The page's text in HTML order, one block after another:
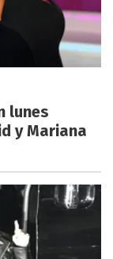
lunes
y Mariana